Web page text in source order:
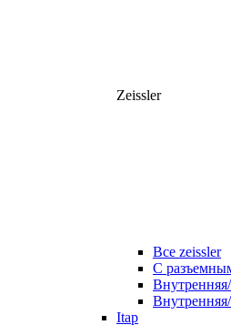
Zeissler
Все zeissler
С
Itap